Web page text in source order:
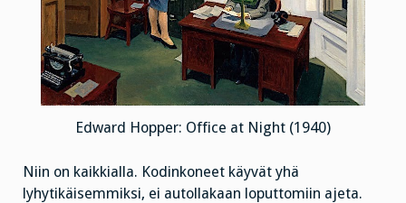
Edward Hopper: Office at Night (1940)
Niin on kaikkialla. Kodinkoneet käyvät yhä
lyhytikäisemmiksi, ei autollakaan loputtomiin ajeta.